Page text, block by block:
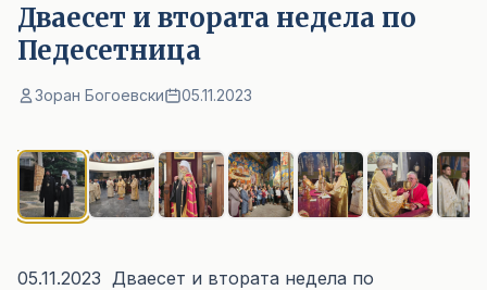
Дваесет и втората недела по
Педесетница
Зоран Богоевски 05.11.2023
05.11.2023 Дваесет и втората недела по